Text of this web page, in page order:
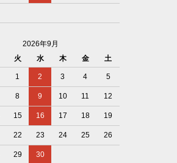
2026年9月
火 水 木 金 土
1 2 3 4 5
8 9 10 11 12
15 16 17 18 19
22 23 24 25 26
29 30